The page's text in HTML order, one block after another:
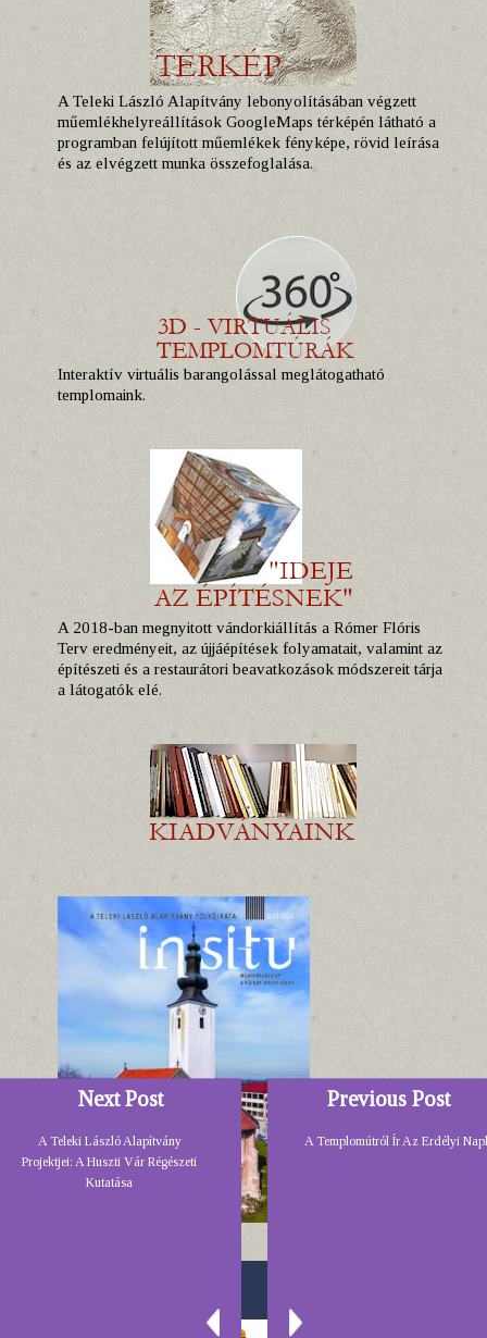
A Teleki László Alapítvány lebonyolításában végzett
műemlékhelyreállítások GoogleMaps térképén látható a
programban felújított műemlékek fényképe, rövid leírása
és az elvégzett munka összefoglalása.
Interaktív virtuális barangolással meglátogatható
templomaink.
A 2018-ban megnyitott vándorkiállítás a Rómer Flóris
Terv eredményeit, az újjáépítések folyamatait, valamint az
építészeti és a restaurátori beavatkozások módszereit tárja
a látogatók elé.
Previous Post
A Templomútról Ír Az Erdélyi
Next Post
A Teleki László Alapítvány
Projektjei: A Huszti Vár Régészeti
Kutatása